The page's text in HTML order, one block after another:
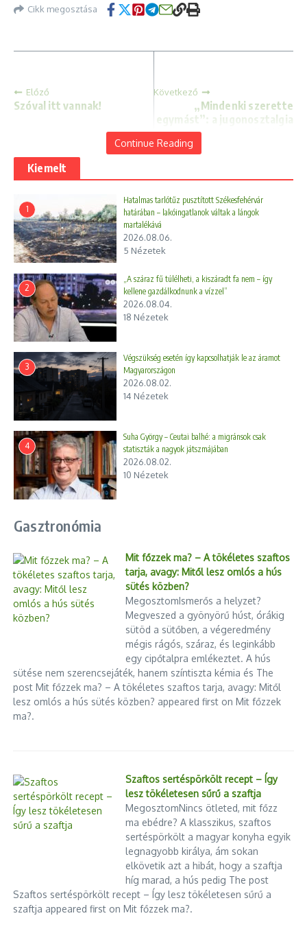
Cikk megosztása
Előző
Szóval itt vannak!
Következő
„Mindenki szerette
egymást”: a jugonosztalgia
Foci VB 2026: Az elmúlt két hét
legfontosabb eseményei és
szenzác ...
2026.07.06.
bérbeadása
2023.02.20.
Újabb tragédia Budapesten a
Lehel utcánál – videó
Még az ajtófélfát is magával
Lázár János: Baja logisztikai és
közlekedési szerepe felértékelőd
...
2024.12.10.
Continue Reading
Kiemelt
1
Hatalmas tarlótűz pusztított Székesfehérvár
határában – lakóingatlanok váltak a lángok
martalékává
2026.08.06.
5 Nézetek
2
„A száraz fű túlélheti, a kiszáradt fa nem – így
kellene gazdálkodnunk a vízzel”
2026.08.04.
18 Nézetek
3
Végszükség esetén így kapcsolhatják le az áramot
Magyarországon
2026.08.02.
14 Nézetek
4
Suha György – Ceutai balhé: a migránsok csak
statiszták a nagyok játszmájában
2026.08.02.
10 Nézetek
Gasztronómia
Mit főzzek ma? – A tökéletes szaftos
tarja, avagy: Mitől lesz omlós a hús
sütés közben?
MegosztomIsmerős a helyzet?
Megveszed a gyönyörű húst, órákig
sütöd a sütőben, a végeredmény
mégis rágós, száraz, és leginkább
egy cipőtalpra emlékeztet. A hús
sütése nem szerencsejáték, hanem színtiszta kémia és The
post Mit főzzek ma? – A tökéletes szaftos tarja, avagy: Mitől
lesz omlós a hús sütés közben? appeared first on Mit főzzek
ma?.
Szaftos sertéspörkölt recept – Így
lesz tökéletesen sűrű a szaftja
MegosztomNincs ötleted, mit főzz
ma ebédre? A klasszikus, szaftos
sertéspörkölt a magyar konyha egyik
legnagyobb királya, ám sokan
elkövetik azt a hibát, hogy a szaftja
híg marad, a hús pedig The post
Szaftos sertéspörkölt recept – Így lesz tökéletesen sűrű a
szaftja appeared first on Mit főzzek ma?.